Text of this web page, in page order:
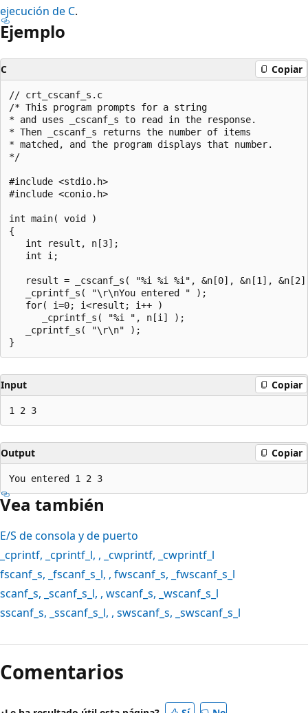
ejecución de C.
Ejemplo
C Copiar
// crt_cscanf_s.c
/* This program prompts for a string
* and uses _cscanf_s to read in the response.
* Then _cscanf_s returns the number of items
* matched, and the program displays that number.
*/
#include <stdio.h>
#include <conio.h>
int main( void )
{
   int result, n[3];
   int i;
result = _cscanf_s( "%i %i %i", &n[0], &n[1], &n[2]
   _cprintf_s( "\r\nYou entered " );
   for( i=0; i<result; i++ )
      _cprintf_s( "%i ", n[i] );
   _cprintf_s( "\r\n" );
Input Copiar
Output Copiar
Vea también
E/S de consola y de puerto
_cprintf, _cprintf_l, , _cwprintf, _cwprintf_l
fscanf_s, _fscanf_s_l, , fwscanf_s, _fwscanf_s_l
scanf_s, _scanf_s_l, , wscanf_s, _wscanf_s_l
sscanf_s, _sscanf_s_l, , swscanf_s, _swscanf_s_l
Comentarios